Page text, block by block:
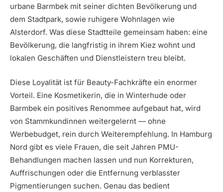
urbane Barmbek mit seiner dichten Bevölkerung und
dem Stadtpark, sowie ruhigere Wohnlagen wie
Alsterdorf. Was diese Stadtteile gemeinsam haben: eine
Bevölkerung, die langfristig in ihrem Kiez wohnt und
lokalen Geschäften und Dienstleistern treu bleibt.
Diese Loyalität ist für Beauty-Fachkräfte ein enormer
Vorteil. Eine Kosmetikerin, die in Winterhude oder
Barmbek ein positives Renommee aufgebaut hat, wird
von Stammkundinnen weitergelernt — ohne
Werbebudget, rein durch Weiterempfehlung. In Hamburg
Nord gibt es viele Frauen, die seit Jahren PMU-
Behandlungen machen lassen und nun Korrekturen,
Auffrischungen oder die Entfernung verblasster
Pigmentierungen suchen. Genau das bedient